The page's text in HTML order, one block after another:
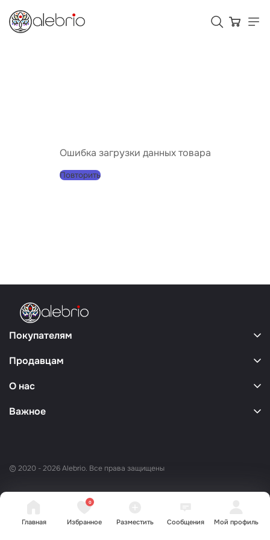
Аксессуары
Для кого Alebrio
Главная
0
Избранное Разместить Сообщения Мой профиль
Ошибка загрузки данных товара
Повторить
Покупателям
Продавцам
О нас
Важное
© 2020 - 2026 Alebrio. Все права защищены